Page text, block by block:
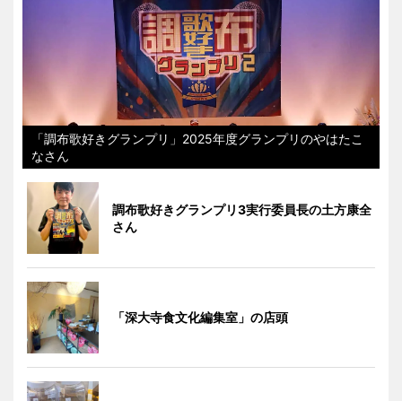
「調布歌好きグランプリ」2025年度グランプリのやはたこ
なさん
調布歌好きグランプリ3実行委員長の土方康全
さん
「深大寺食文化編集室」の店頭